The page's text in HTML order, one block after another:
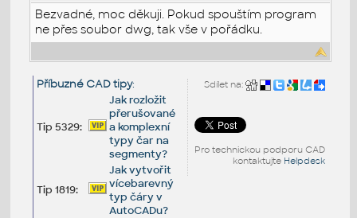
Bezvadné, moc děkuji. Pokud spouštím program
ne přes soubor dwg, tak vše v pořádku.
Sdílet na:
Pro technickou podporu CAD
kontaktujte Helpdesk
Příbuzné CAD tipy:
Tip 5329:
Jak rozložit
přerušované
a komplexní
typy čar na
segmenty?
Tip 1819:
Jak vytvořit
vícebarevný
typ čáry v
AutoCADu?